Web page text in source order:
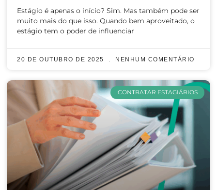
Estágio é apenas o início? Sim. Mas também pode ser
muito mais do que isso. Quando bem aproveitado, o
estágio tem o poder de influenciar
20 DE OUTUBRO DE 2025 NENHUM COMENTÁRIO
CONTRATAR ESTAGIÁRIOS